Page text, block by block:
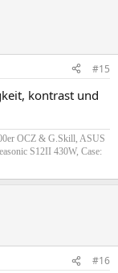
#15
kontrast und
OCZ & G.Skill, ASUS
S12II 430W, Case:
#16